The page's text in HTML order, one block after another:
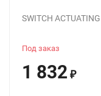
SWITCH
Под заказ
1 832 ₽